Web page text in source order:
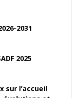
2031
2025
sur l’accueil